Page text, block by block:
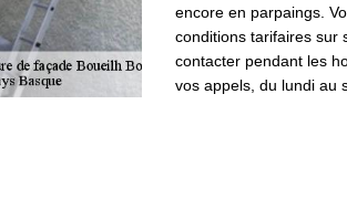
encore en parpaings.
conditions tarifaires sur
contacter pendant les
vos appels, du lundi au